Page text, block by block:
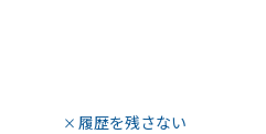
履歴を残さない